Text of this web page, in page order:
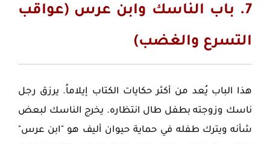
7. باب الناسك وابن عرس (عواقب
التسرع والغضب)
هذا الباب يُعد من أكثر حكايات الكتاب إيلاماً. يرزق رجل
ناسك وزوجته بطفل طال انتظاره. يخرج الناسك لبعض
شأنه ويترك طفله في حماية حيوان أليف هو "ابن عرس"